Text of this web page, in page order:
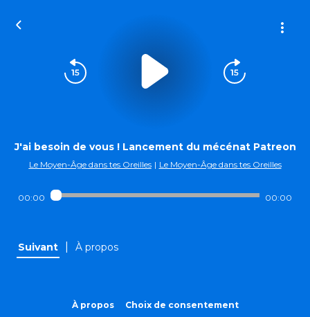
J'ai besoin de vous ! Lancement du mécénat Patreon
Le Moyen-Âge dans tes Oreilles | Le Moyen-Âge dans tes Oreilles
00:00 00:00
Suivant À propos
À propos Choix de consentement